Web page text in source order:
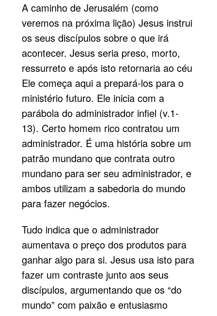
A caminho de Jerusalém (como
veremos na próxima lição) Jesus instrui
os seus discípulos sobre o que irá
acontecer. Jesus seria preso, morto,
ressurreto e após isto retornaria ao céu
Ele começa aqui a prepará-los para o
ministério futuro. Ele inicia com a
parábola do administrador infiel (v.1-
13). Certo homem rico contratou um
administrador. É uma história sobre um
patrão mundano que contrata outro
mundano para ser seu administrador, e
ambos utilizam a sabedoria do mundo
para fazer negócios.
Tudo indica que o administrador
aumentava o preço dos produtos para
ganhar algo para si. Jesus usa isto para
fazer um contraste junto aos seus
discípulos, argumentando que os “do
mundo” com paixão e entusiasmo